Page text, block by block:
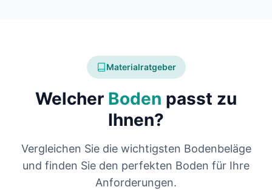
Materialratgeber
Welcher Boden passt zu
Ihnen?
Vergleichen Sie die wichtigsten Bodenbeläge
und finden Sie den perfekten Boden für Ihre
Anforderungen.